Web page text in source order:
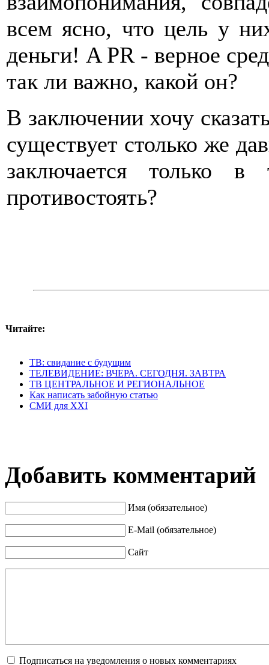
всем ясно, что цель у
деньги! A PR - верное
так ли важно, какой он?
В заключении хочу
существует столько же
заключается
противостоять?
Читайте:
ТВ: свидание с будущим
ТЕЛЕВИДЕНИЕ: ВЧЕРА. СЕГОДНЯ. ЗАВТРА
ТВ ЦЕНТРАЛЬНОЕ И РЕГИОНАЛЬНОЕ
Как написать забойную статью
СМИ для XXI
Добавить комментарий
Имя (обязательное)
E-Mail (обязательное)
Сайт
Подписаться на уведомления о новых комментариях